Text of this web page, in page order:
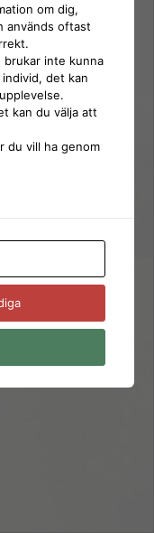
om dig,
används oftast
brukar inte kunna
det kan
kan du välja att
du vill ha genom